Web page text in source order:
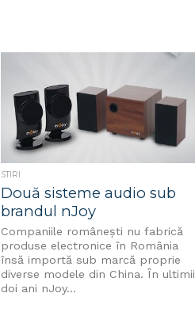
STIRI
Două sisteme audio sub
brandul nJoy
Companiile românești nu fabrică
produse electronice în România
însă importă sub marcă proprie
diverse modele din China. În ultimii
doi ani nJoy...